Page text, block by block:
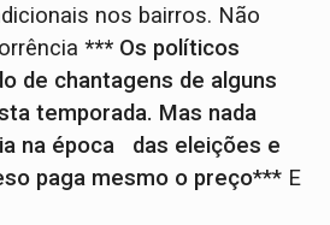
nos bairros. Não
*** Os políticos
de chantagens de alguns
temporada. Mas nada
na época das eleições e
paga mesmo o preço*** E